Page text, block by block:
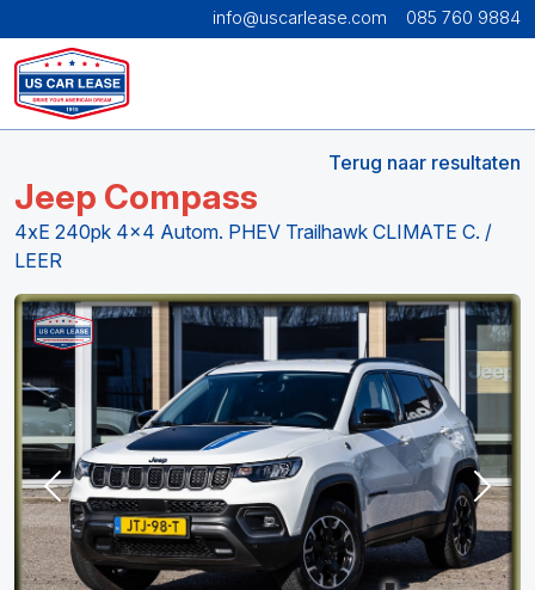
info@uscarlease.com 085 760 9884
Terug naar resultaten
Jeep Compass
4xE 240pk 4x4 Autom. PHEV Trailhawk CLIMATE C. /
LEER
Previous Next